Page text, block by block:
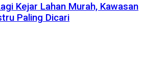
Kejar Lahan Murah, Kawasan
Paling Dicari